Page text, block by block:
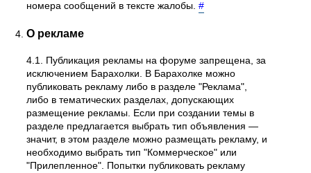
номера сообщений в тексте жалобы.#
О рекламе
4.1. Публикация рекламы на форуме запрещена, за
исключением Барахолки. В Барахолке можно
публиковать рекламу либо в разделе "Реклама",
либо в тематических разделах, допускающих
размещение рекламы. Если при создании темы в
разделе предлагается выбрать тип объявления —
значит, в этом разделе можно размещать рекламу, и
необходимо выбрать тип "Коммерческое" или
"Прилепленное". Попытки публиковать рекламу